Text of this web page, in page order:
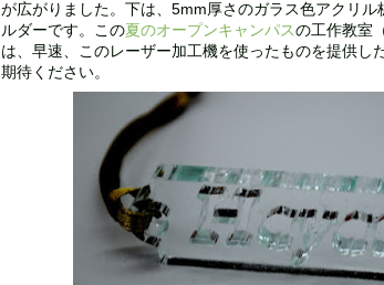
が広がりました。下は、5mm厚さのガラス色アクリル
ルダーです。この夏のオープンキャンパスの工作教室
は、早速、このレーザー加工機を使ったものを提供し
期待ください。